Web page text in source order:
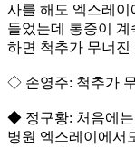
사를 해도 엑스레
들었는데 통증이
하면 척추가 무너
◇ 손영주: 척추가
◆ 정구황: 처음에는
병원 엑스레이에서